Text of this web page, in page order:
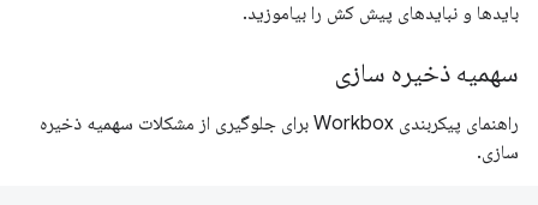
بایدها و نبایدهای پیش کش را بیاموزید.
سهمیه ذخیره سازی
راهنمای پیکربندی Workbox برای جلوگیری از مشکلات سهمیه ذخیره
سازی.